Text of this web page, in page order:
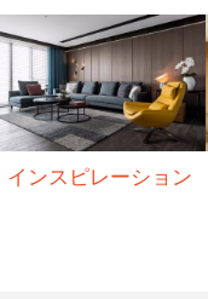
インスピレーション